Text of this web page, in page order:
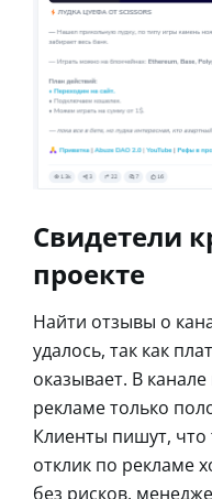
Свидетели
проекте
Найти отзывы о
удалось, так как
оказывает. В
рекламе только
Клиенты пишут, что
отклик по рекламе
без рисков,